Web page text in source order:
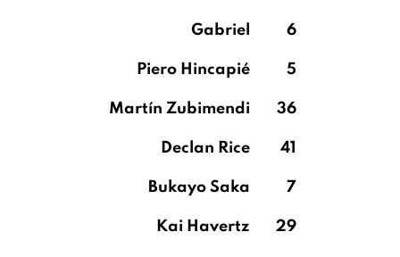
Gabriel 6
Piero Hincapié 5
Martín Zubimendi 36
Declan Rice 41
Bukayo Saka 7
Kai Havertz 29